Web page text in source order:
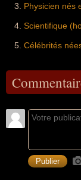
Physicien nés
Scientifique
Célébrités